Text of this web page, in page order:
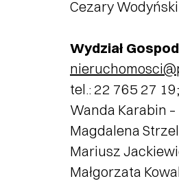
Cezary Wodyński
Wydział
tel.: 22 765 27
Wanda Karabin
Magdalena
Mariusz
Małgorzata